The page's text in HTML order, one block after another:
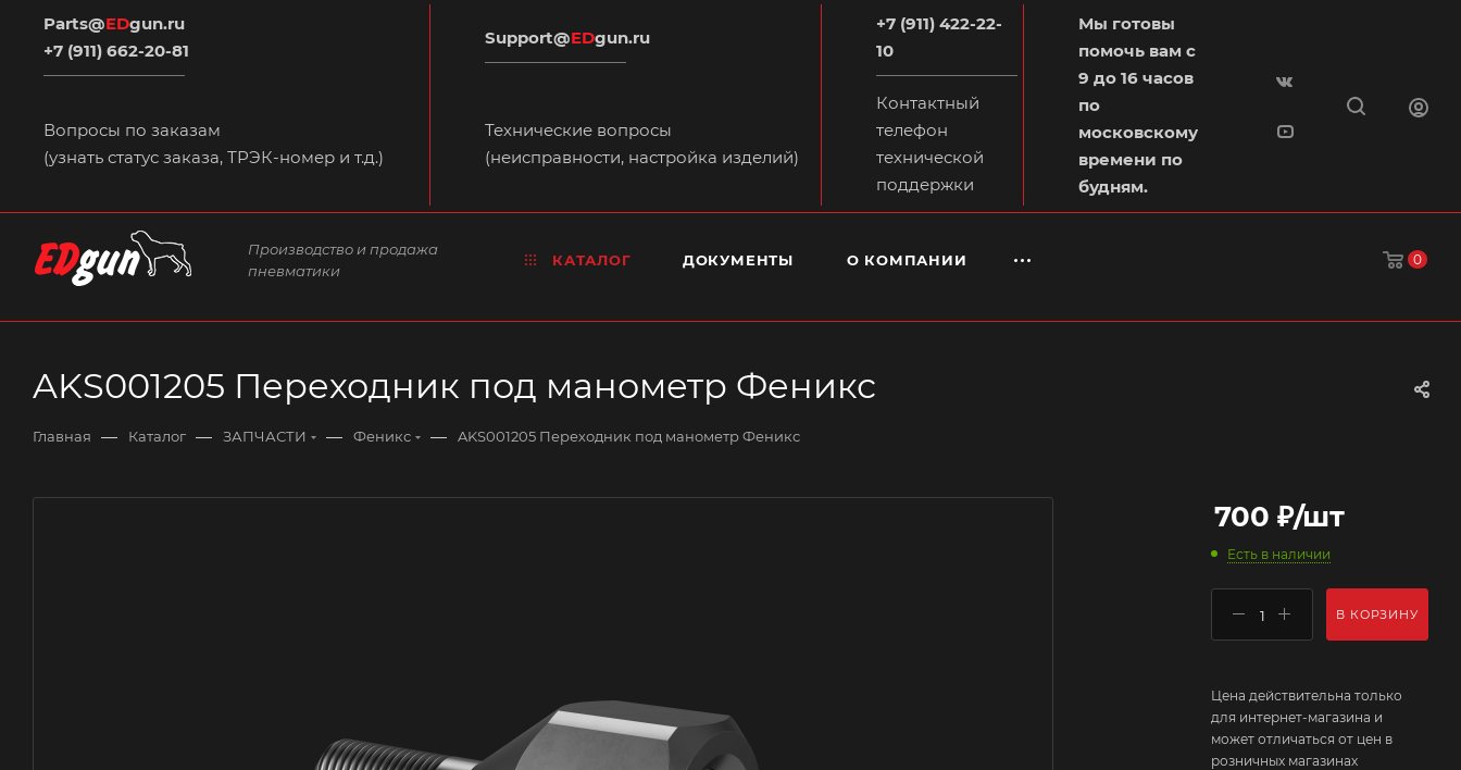
Parts@EDgun.ru
+7 (911) 662-20-81
Support@EDgun.ru
+7 (911) 422-22-
10
Мы готовы
помочь вам с
9 до 16 часов
по
московскому
времени по
будням.
Вопросы по заказам
(узнать статус заказа, ТРЭК-номер и т.д.)
Технические вопросы
(неисправности, настройка изделий)
Контактный
телефон
технической
поддержки
Производство и продажа
пневматики
0
КАТАЛОГ ДОКУМЕНТЫ О КОМПАНИИ
AKS001205 Переходник под манометр Феникс
Главная — Каталог — ЗАПЧАСТИ — Феникс — AKS001205 Переходник под манометр Феникс
700 ₽/шт
Есть в наличии
В КОРЗИНУ
Цена действительна только
для интернет-магазина и
может отличаться от цен в
розничных магазинах